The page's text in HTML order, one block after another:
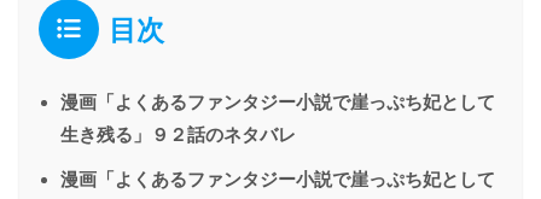
目次
漫画「よくあるファンタジー小説で崖っぷち妃として
生き残る」９２話のネタバレ
漫画「よくあるファンタジー小説で崖っぷち妃として